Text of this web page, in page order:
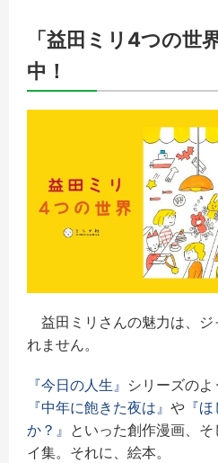
「益田ミリ4つの世
中！
益田ミリさんの魅力は、ジ
れません。
『今日の人生』 シリーズのよ
『中年に飽きた夜は』 や 『
か？』 といった創作漫画、
イ集。それに、絵本。